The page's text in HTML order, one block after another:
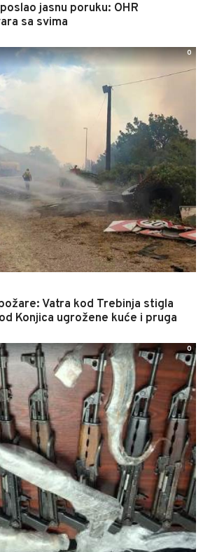
jasnu poruku: OHR
sa svima
Vatra kod Trebinja stigla
Konjica ugrožene kuće i pruga
0
0